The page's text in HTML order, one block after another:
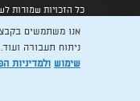
הנוסח המחייב הוא זה
studio
ניתוח תעבורה
שימוש ולמדיניות